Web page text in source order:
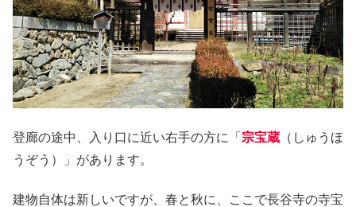
登廊の途中、入り口に近い右手の方に「 宗宝蔵 （しゅうほ
うぞう）」があります。
建物自体は新しいですが、春と秋に、ここで長谷寺の寺宝